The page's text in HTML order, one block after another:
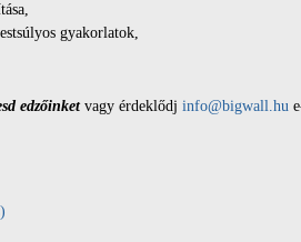
gyakorlatok,
edzőinket vagy érdeklődj info@bigwall.hu